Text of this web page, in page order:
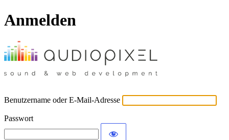
Anmelden
Benutzername oder E-Mail-Adresse
Passwort